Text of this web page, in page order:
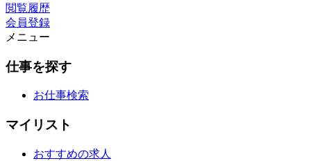
閲覧履歴
会員登録
メニュー
仕事を探す
お仕事検索
マイリスト
おすすめの求人